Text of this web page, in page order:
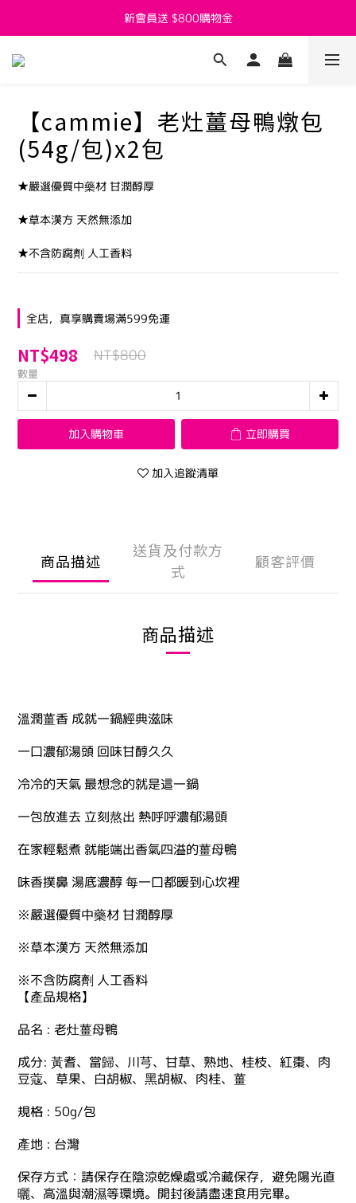
新會員送 $800購物金
新會員送 $800購物金
父親節活動7/27~8/8開跑囉
【cammie】老灶薑母鴨燉包
(54g/包)x2包
★嚴選優質中藥材 甘潤醇厚
★草本漢方 天然無添加
★不含防腐劑 人工香料
全店，真享購賣場滿599免運
NT$498 NT$800
數量
加入購物車 立即購買
加入追蹤清單
商品描述
送貨及付款方
式
顧客評價
商品描述
溫潤薑香 成就一鍋經典滋味
一口濃郁湯頭 回味甘醇久久
冷冷的天氣 最想念的就是這一鍋
一包放進去 立刻熬出 熱呼呼濃郁湯頭
在家輕鬆煮 就能端出香氣四溢的薑母鴨
味香撲鼻 湯底濃醇 每一口都暖到心坎裡
※嚴選優質中藥材 甘潤醇厚
※草本漢方 天然無添加
※不含防腐劑 人工香料
【產品規格】
品名 : 老灶薑母鴨
成分: 黃耆、當歸、川芎、甘草、熟地、桂枝、紅棗、肉
豆蔻、草果、白胡椒、黑胡椒、肉桂、薑
規格 : 50g/包
產地 : 台灣
保存方式：請保存在陰涼乾燥處或冷藏保存，避免陽光直
曬、高溫與潮濕等環境。開封後請盡速食用完畢。